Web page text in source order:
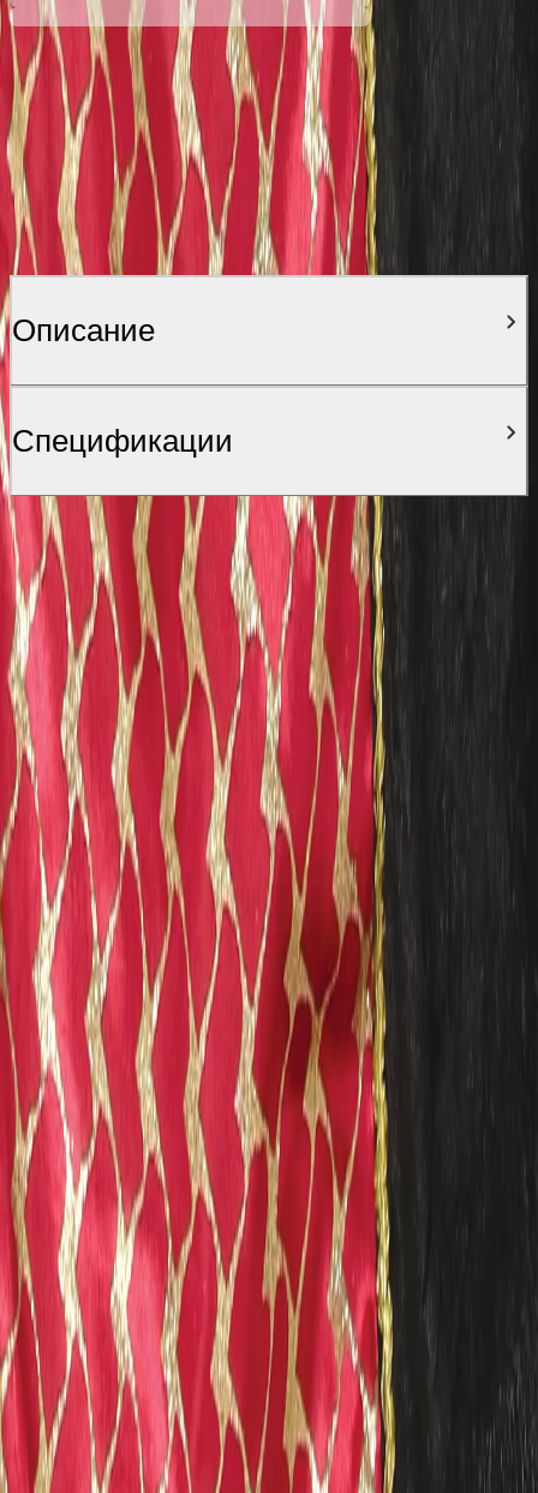
Описание
Спецификации